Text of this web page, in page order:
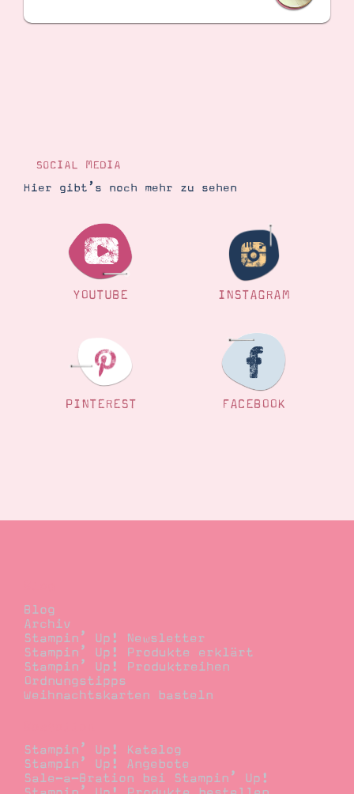
SOCIAL MEDIA
Hier gibt’s noch mehr zu sehen
YOUTUBE INSTAGRAM
PINTEREST FACEBOOK
Blog
Archiv
Stampin’ Up! Newsletter
Stampin’ Up! Produkte erklärt
Stampin’ Up! Produktreihen
Ordnungstipps
Weihnachtskarten basteln
Stampin’ Up! Katalog
Stampin’ Up! Angebote
Sale-a-Bration bei Stampin’ Up!